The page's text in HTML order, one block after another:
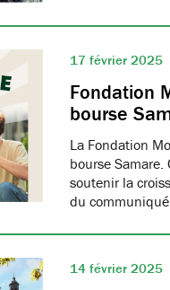
17 février 2025
Fondation
bourse
La Fondation
bourse
soutenir la
du communiqué
14 février 2025